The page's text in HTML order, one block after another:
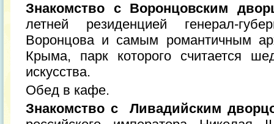
Знакомство с Воронцовским
летней резиденцией генерал-
Воронцова и самым романтичным
Крыма, парк которого считается
искусства.
Обед в кафе.
Знакомство с Ливадийским